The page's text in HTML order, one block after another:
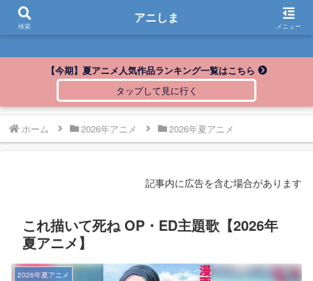
アニしま
【今期】夏アニメ人気作品ランキング一覧はこちら
ホーム 2026年アニメ 2026年夏アニメ
記事内に広告を含む場合があります
これ描いて死ね OP・ED主題歌【2026年
夏アニメ】
2026年夏アニメ
検索
アニしま
メニュー